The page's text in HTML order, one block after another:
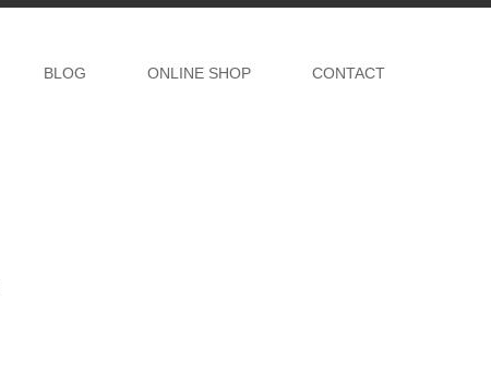
BLOG ONLINE SHOP CONTACT